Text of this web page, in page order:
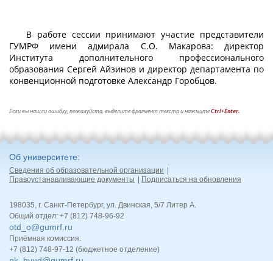
В работе сессии принимают участие представители
ГУМРФ имени адмирала С.О. Макарова: директор
Института дополнительного профессионального
образования Сергей Айзинов и директор департамента по
конвенционной подготовке Александр Горобцов.
Если вы нашли ошибку, пожалуйста, выделите фрагмент текста и нажмитеCtrl+Enter.
Об университете
Сведения об образовательной организации
Правоустанавливающие документы
Подписаться на обновления
198035, г. Санкт-Петербург, ул. Двинская, 5/7 Литер А.
Общий отдел: +7 (812) 748-96-92
otd_o@gumrf.ru
Приёмная комиссия:
+7 (812) 748-97-12 (бюджетное отделение)